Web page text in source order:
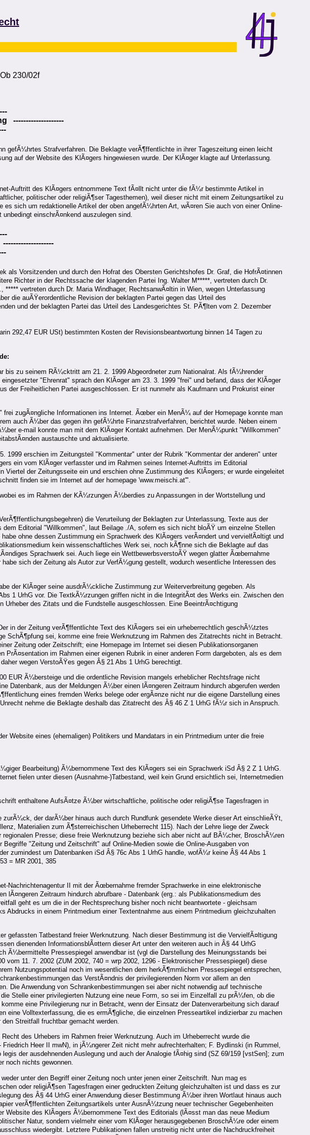
230/02f
--------------------
gefÃ¼hrtes Strafverfahren. Die Beklagte verÃ¶ffentlichte in ihrer Tageszeitung einen leicht
auf der Website des KlÃ¤gers hingewiesen wurde. Der KlÃ¤ger klagte auf Unterlassung.
Auftritt des KlÃ¤gers entnommene Text fÃ¤llt nicht unter die fÃ¼r bestimmte Artikel in
politischer oder religiÃ¶ser Tagesthemen), weil dieser nicht mit einem Zeitungsartikel zu
sich um redaktionelle Artikel der oben angefÃ¼hrten Art, wÃ¤ren Sie auch von einer Online-
einschrÃ¤nkend auszulegen sind.
--------------------
als Vorsitzenden und durch den Hofrat des Obersten Gerichtshofes Dr. Graf, die HofrÃ¤tinnen
Richter in der Rechtssache der klagenden Partei Ing. Walter M*****, vertreten durch Dr.
vertreten durch Dr. Maria Windhager, RechtsanwÃ¤ltin in Wien, wegen Unterlassung
die auÃŸerordentliche Revision der beklagten Partei gegen das Urteil des
und der beklagten Partei das Urteil des Landesgerichtes St. PÃ¶lten vom 2. Dezember
292,47 EUR USt) bestimmten Kosten der Revisionsbeantwortung binnen 14 Tagen zu
bis zu seinem RÃ¼cktritt am 21. 2. 1999 Abgeordneter zum Nationalrat. Als fÃ¼hrender
"Ehrenrat" sprach den KlÃ¤ger am 23. 3. 1999 "frei" und befand, dass der KlÃ¤ger
der Freiheitlichen Partei ausgeschlossen. Er ist nunmehr als Kaufmann und Prokurist einer
zugÃ¤ngliche Informationen ins Internet. Ãœber ein MenÃ¼ auf der Homepage konnte man
auch Ã¼ber das gegen ihn gefÃ¼hrte Finanzstrafverfahren, berichtet wurde. Neben einem
e-mail konnte man mit dem KlÃ¤ger Kontakt aufnehmen. Der MenÃ¼punkt "Willkommen"
austauschte und aktualisierte.
erschien im Zeitungsteil "Kommentar" unter der Rubrik "Kommentar der anderen" unter
ein vom KlÃ¤ger verfasster und im Rahmen seines Internet-Auftritts im Editorial
der Zeitungsseite ein und erschien ohne Zustimmung des KlÃ¤gers; er wurde eingeleitet
finden sie im Internet auf der homepage 'www.meischi.at'".
es im Rahmen der KÃ¼rzungen Ã¼berdies zu Anpassungen in der Wortstellung und
die Verurteilung der Beklagten zur Unterlassung, Texte aus der
Editorial "Willkommen", laut Beilage ./A, sofern es sich nicht bloÃŸ um einzelne Stellen
ohne dessen Zustimmung ein Sprachwerk des KlÃ¤gers verÃ¤ndert und vervielfÃ¤ltigt und
kein wissenschaftliches Werk sei, noch kÃ¶nne sich die Beklagte auf das
Sprachwerk sei. Auch liege ein WettbewerbsverstoÃŸ wegen glatter Ãœbernahme
sich der Zeitung als Autor zur VerfÃ¼gung gestellt, wodurch wesentliche Interessen des
der KlÃ¤ger seine ausdrÃ¼ckliche Zustimmung zur Weiterverbreitung gegeben. Als
1 UrhG vor. Die TextkÃ¼rzungen griffen nicht in die IntegritÃ¤t des Werks ein. Zwischen den
des Zitats und die Fundstelle ausgeschlossen. Eine BeeintrÃ¤chtigung
in der Zeitung verÃ¶ffentlichte Text des KlÃ¤gers sei ein urheberrechtlich geschÃ¼tztes
SchÃ¶pfung sei, komme eine freie Werknutzung im Rahmen des Zitatrechts nicht in Betracht.
Zeitung oder Zeitschrift; eine Homepage im Internet sei diesen Publikationsorganen
im Rahmen einer eigenen Rubrik in einer anderen Form dargeboten, als es dem
wegen VerstoÃŸes gegen Â§ 21 Abs 1 UrhG berechtigt.
EUR Ã¼bersteige und die ordentliche Revision mangels erheblicher Rechtsfrage nicht
Datenbank, aus der Meldungen Ã¼ber einen lÃ¤ngeren Zeitraum hindurch abgerufen werden
eines fremden Werks belege oder ergÃ¤nze nicht nur die eigene Darstellung eines
nehme die Beklagte deshalb das Zitatrecht des Â§ 46 Z 1 UrhG fÃ¼r sich in Anspruch.
Website eines (ehemaligen) Politikers und Mandatars in ein Printmedium unter die freie
Bearbeitung) Ã¼bernommene Text des KlÃ¤gers sei ein Sprachwerk iSd Â§ 2 Z 1 UrhG.
fielen unter diesen (Ausnahme-)Tatbestand, weil kein Grund ersichtlich sei, Internetmedien
enthaltene AufsÃ¤tze Ã¼ber wirtschaftliche, politische oder religiÃ¶se Tagesfragen in
der darÃ¼ber hinaus auch durch Rundfunk gesendete Werke dieser Art einschlieÃŸt,
Materialien zum Ã¶sterreichischen Urheberrecht 115). Nach der Lehre liege der Zweck
Presse; diese freie Werknutzung beziehe sich aber nicht auf BÃ¼cher, BroschÃ¼ren
"Zeitung und Zeitschrift" auf Online-Medien sowie die Online-Ausgaben von
zumindest um Datenbanken iSd Â§ 76c Abs 1 UrhG handle, wofÃ¼r keine Â§ 44 Abs 1
= MR 2001, 385
Nachrichtenagentur II mit der Ãœbernahme fremder Sprachwerke in eine elektronische
lÃ¤ngeren Zeitraum hindurch abrufbare - Datenbank (erg.: als Publikationsmedium des
geht es um die in der Rechtsprechung bisher noch nicht beantwortete - gleichsam
in einem Printmedium einer Textentnahme aus einem Printmedium gleichzuhalten
gefassten Tatbestand freier Werknutzung. Nach dieser Bestimmung ist die VervielfÃ¤ltigung
dienenden InformationsblÃ¤ttern dieser Art unter den weiteren auch in Â§ 44 UrhG
Ã¼bermittelte Pressespiegel anwendbar ist (vgl die Darstellung des Meinungsstands bei
11. 7. 2002 (ZUM 2002, 740 = wrp 2002, 1296 - Elektronischer Pressespiegel) diese
Nutzungspotential noch im wesentlichen dem herkÃ¶mmlichen Pressespiegel entsprechen,
das VerstÃ¤ndnis der privilegierenden Norm vor allem an den
Die Anwendung von Schrankenbestimmungen sei aber nicht notwendig auf technische
Stelle einer privilegierten Nutzung eine neue Form, so sei im Einzelfall zu prÃ¼fen, ob die
eine Privilegierung nur in Betracht, wenn der Einsatz der Datenverarbeitung sich darauf
Volltexterfassung, die es ermÃ¶gliche, die einzelnen Presseartikel indizierbar zu machen
Streitfall fruchtbar gemacht werden.
des Urhebers im Rahmen freier Werknutzung. Auch im Urheberrecht wurde die
Heer II mwN), in jÃ¼ngerer Zeit nicht mehr aufrechterhalten; F. Bydlinski (in Rummel,
der ausdehnenden Auslegung und auch der Analogie fÃ¤hig sind (SZ 69/159 [vstSen]; zum
noch nichts gewonnen.
unter den Begriff einer Zeitung noch unter jenen einer Zeitschrift. Nun mag es
oder religiÃ¶sen Tagesfragen einer gedruckten Zeitung gleichzuhalten ist und dass es zur
des Â§ 44 UrhG einer Anwendung dieser Bestimmung Ã¼ber ihren Wortlaut hinaus auch
verÃ¶ffentlichten Zeitungsartikels unter AusnÃ¼tzung neuer technischer Gegebenheiten
des KlÃ¤gers Ã¼bernommene Text des Editorials (lÃ¤sst man das neue Medium
Natur, sondern vielmehr einer vom KlÃ¤ger herausgegebenen BroschÃ¼re oder einem
wiedergibt. Letztere Publikationen fallen unstreitig nicht unter die Nachdruckfreiheit